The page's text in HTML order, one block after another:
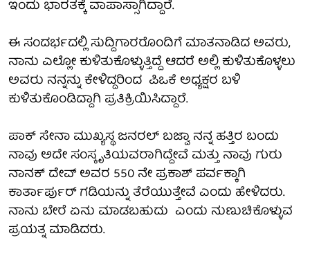
ಇಂದು ಭಾರತಕ್ಕೆ ವಾಪಾಸ್ಸಾಗಿದ್ದಾರೆ.
ಈ ಸಂದರ್ಭದಲ್ಲಿ ಸುದ್ದಿಗಾರರೊಂದಿಗೆ ಮಾತನಾಡಿದ ಅವರು,
ನಾನು ಎಲ್ಲೋ ಕುಳಿತುಕೊಳ್ಳುತ್ತಿದ್ದೆ ಆದರೆ ಅಲ್ಲಿ ಕುಳಿತುಕೊಳ್ಳಲು
ಅವರು ನನ್ನನ್ನು ಕೇಳಿದ್ದರಿಂದ ಪಿಒಕೆ ಅಧ್ಯಕ್ಷರ ಬಳಿ
ಕುಳಿತುಕೊಂಡಿದ್ದಾಗಿ ಪ್ರತಿಕ್ರಿಯಿಸಿದ್ದಾರೆ.
ಪಾಕ್ ಸೇನಾ ಮುಖ್ಯಸ್ಥ ಜನರಲ್ ಬಜ್ವಾ ನನ್ನ ಹತ್ತಿರ ಬಂದು
ನಾವು ಅದೇ ಸಂಸ್ಕೃತಿಯವರಾಗಿದ್ದೇವೆ ಮತ್ತು ನಾವು ಗುರು
ನಾನಕ್ ದೇವ್ ಅವರ 550 ನೇ ಪ್ರಕಾಶ್ ಪರ್ವಕ್ಕಾಗಿ
ಕಾರ್ತಾರ್ಪುರ್ ಗಡಿಯನ್ನು ತೆರೆಯುತ್ತೇವೆ ಎಂದು ಹೇಳಿದರು.
ನಾನು ಬೇರೆ ಏನು ಮಾಡಬಹುದು ಎಂದು ನುಣುಚಿಕೊಳ್ಳುವ
ಪ್ರಯತ್ನ ಮಾಡಿದರು.